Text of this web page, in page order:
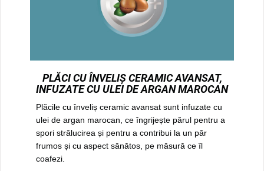
PLĂCI CU ÎNVELIȘ CERAMIC AVANSAT,
INFUZATE CU ULEI DE ARGAN MAROCAN
Plăcile cu înveliș ceramic avansat sunt infuzate cu
ulei de argan marocan, ce îngrijește părul pentru a
spori strălucirea și pentru a contribui la un păr
frumos și cu aspect sănătos, pe măsură ce îl
coafezi.